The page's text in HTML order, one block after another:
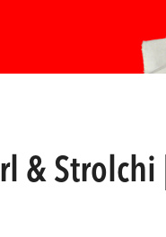
& Strolchi